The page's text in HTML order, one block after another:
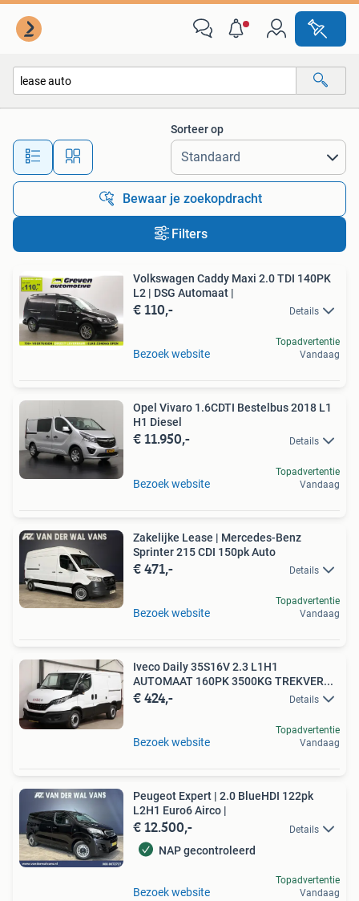
Alle afstanden…
Sorteer op
Bewaar je zoekopdracht
Filters
Volkswagen Caddy Maxi 2.0 TDI 140PK
L2 | DSG Automaat |
€ 110,- Details
Bezoek website
Topadvertentie
Vandaag
Opel Vivaro 1.6CDTI Bestelbus 2018 L1
H1 Diesel
€ 11.950,- Details
Bezoek website
Topadvertentie
Vandaag
Zakelijke Lease | Mercedes-Benz
Sprinter 215 CDI 150pk Auto
€ 471,- Details
Bezoek website
Topadvertentie
Vandaag
Iveco Daily 35S16V 2.3 L1H1
AUTOMAAT 160PK 3500KG TREKVER...
€ 424,- Details
Bezoek website
Topadvertentie
Vandaag
Peugeot Expert | 2.0 BlueHDI 122pk
L2H1 Euro6 Airco |
€ 12.500,- Details
NAP gecontroleerd
Bezoek website
Topadvertentie
Vandaag